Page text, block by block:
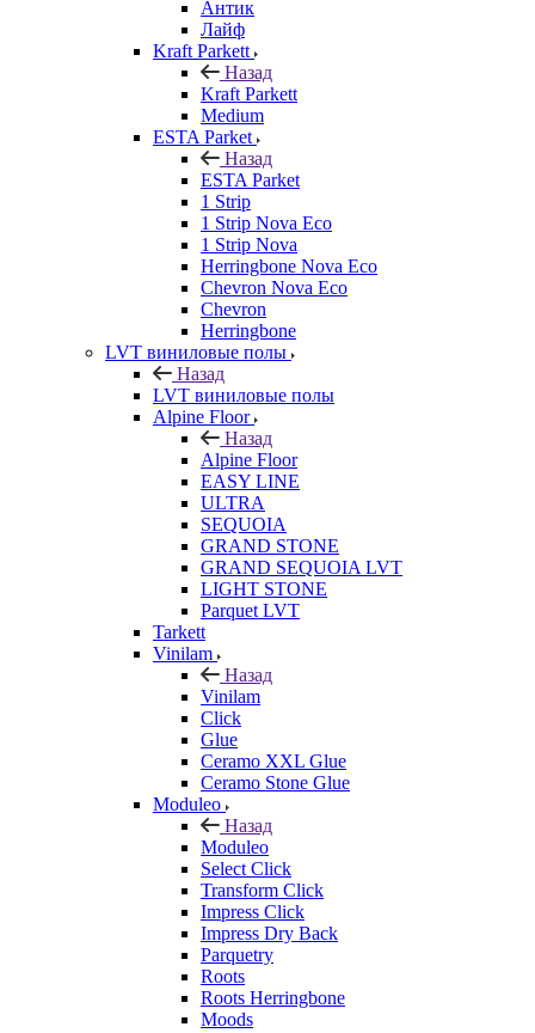
Антик
Лайф
Kraft Parkett
Назад
Kraft Parkett
Medium
ESTA Parket
Назад
ESTA Parket
1 Strip
1 Strip Nova Eco
1 Strip Nova
Herringbone Nova Eco
Chevron Nova Eco
Chevron
Herringbone
LVT виниловые полы
Назад
LVT виниловые полы
Alpine Floor
Назад
Alpine Floor
EASY LINE
ULTRA
SEQUOIA
GRAND STONE
GRAND SEQUOIA LVT
LIGHT STONE
Parquet LVT
Tarkett
Vinilam
Назад
Vinilam
Click
Glue
Ceramo XXL Glue
Ceramo Stone Glue
Moduleo
Назад
Moduleo
Select Click
Transform Click
Impress Click
Impress Dry Back
Parquetry
Roots
Roots Herringbone
Moods